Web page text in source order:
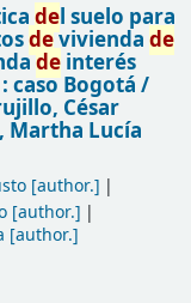
del suelo para
devivienda de
deinterés
caso Bogotá /
César
Martha Lucía
[author.]
[author.]
[author.]